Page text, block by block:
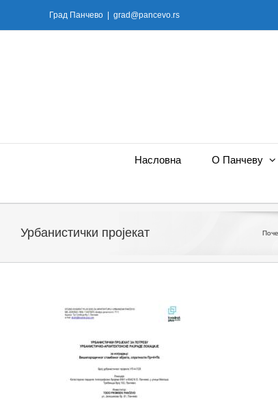
Град Панчево grad@pancevo.rs
Насловна О Панчеву
Урбанистички пројекат